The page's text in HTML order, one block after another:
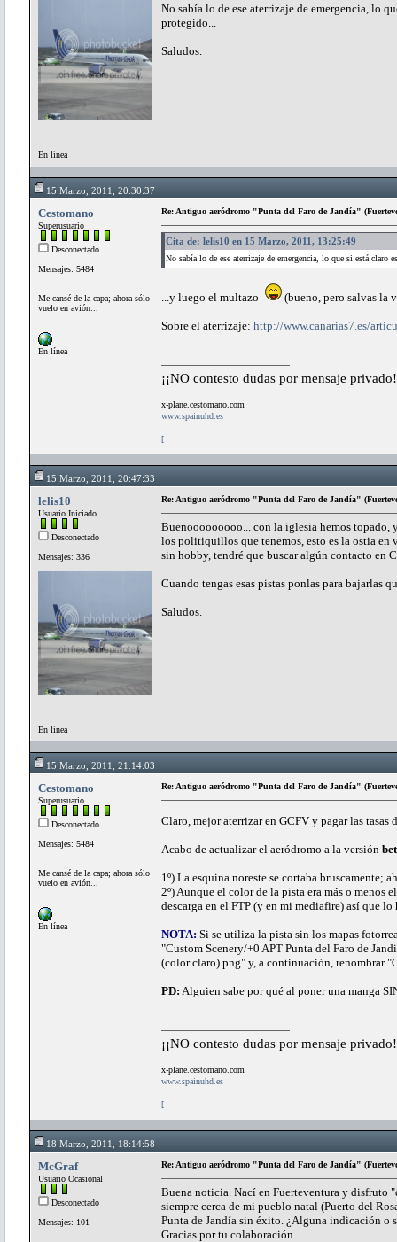
En línea
No sabía lo de ese aterrizaje de emergencia, lo
protegido...
Saludos.
15 Marzo, 2011, 20:30:37
Cestomano
Superusuario
Desconectado
Mensajes: 5484
Me cansé de la capa; ahora sólo
vuelo en avión...
En línea
Re: Antiguo aeródromo "Punta del Faro de Jandía"
Cita de: lelis10 en 15 Marzo, 2011, 13:25:49
No sabía lo de ese aterrizaje de emergencia, lo que si está claro
...y luego el multazo (bueno, pero salvas la
Sobre el aterrizaje: http://www.canarias7.es/
¡¡NO contesto dudas por mensaje
x-plane.cestomano.com
www.spainuhd.es
[
15 Marzo, 2011, 20:47:33
lelis10
Usuario Iniciado
Desconectado
Mensajes: 336
En línea
Re: Antiguo aeródromo "Punta del Faro de Jandía"
Buenooooooooo... con la iglesia hemos topado,
los politiquillos que tenemos, esto es la ostia en
sin hobby, tendré que buscar algún contacto en
Cuando tengas esas pistas ponlas para bajarlas
Saludos.
15 Marzo, 2011, 21:14:03
Cestomano
Superusuario
Desconectado
Mensajes: 5484
Me cansé de la capa; ahora sólo
vuelo en avión...
En línea
Re: Antiguo aeródromo "Punta del Faro de Jandía"
Claro, mejor aterrizar en GCFV y pagar las
Acabo de actualizar el aeródromo a la versión
1º) La esquina noreste se cortaba bruscamente;
2º) Aunque el color de la pista era más o menos
descarga en el FTP (y en mi mediafire) así que
NOTA: Si se utiliza la pista sin los mapas
"Custom Scenery/+0 APT Punta del Faro de
(color claro).png" y, a continuación, renombrar
PD: Alguien sabe por qué al poner una manga
¡¡NO contesto dudas por mensaje
x-plane.cestomano.com
www.spainuhd.es
[
18 Marzo, 2011, 18:14:58
McGraf
Usuario Ocasional
Desconectado
Mensajes: 101
Re: Antiguo aeródromo "Punta del Faro de Jandía"
Buena noticia. Nací en Fuerteventura y disfruto
siempre cerca de mi pueblo natal (Puerto del
Punta de Jandía sin éxito. ¿Alguna indicación o
Gracias por tu colaboración.